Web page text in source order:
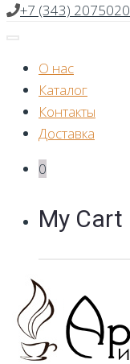
+7 (343) 2075020
О нас
Каталог
Контакты
Доставка
0
My Cart